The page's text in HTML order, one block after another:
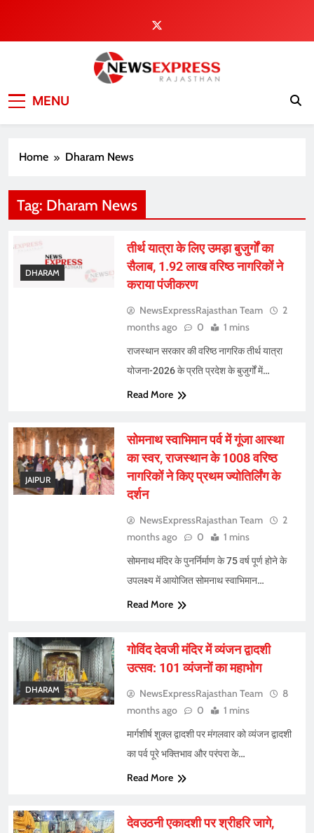
content
MENU
Home Dharam News
Tag: Dharam News
DHARAM
तीर्थ यात्रा के लिए उमड़ा बुजुर्गों का
सैलाब, 1.92 लाख वरिष्ठ नागरिकों ने
कराया पंजीकरण
NewsExpressRajasthan Team
2
months ago
0 1 mins
राजस्थान सरकार की वरिष्ठ नागरिक तीर्थ यात्रा
योजना-2026 के प्रति प्रदेश के बुजुर्गों में…
Read More
JAIPUR
सोमनाथ स्वाभिमान पर्व में गूंजा आस्था
का स्वर, राजस्थान के 1008 वरिष्ठ
नागरिकों ने किए प्रथम ज्योतिर्लिंग के
दर्शन
NewsExpressRajasthan Team
2
months ago
0 1 mins
सोमनाथ मंदिर के पुनर्निर्माण के 75 वर्ष पूर्ण होने के
उपलक्ष्य में आयोजित सोमनाथ स्वाभिमान…
Read More
DHARAM
गोविंद देवजी मंदिर में व्यंजन द्वादशी
उत्सव: 101 व्यंजनों का महाभोग
NewsExpressRajasthan Team
8
months ago
0 1 mins
मार्गशीर्ष शुक्ल द्वादशी पर मंगलवार को व्यंजन द्वादशी
का पर्व पूरे भक्तिभाव और परंपरा के…
Read More
देवउठनी एकादशी पर श्रीहरि जागे,